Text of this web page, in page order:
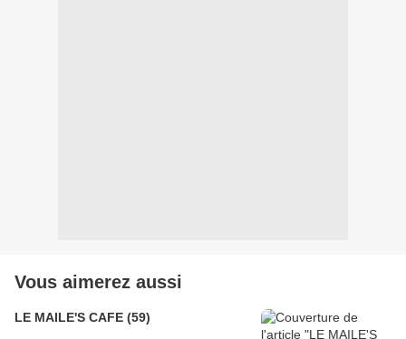
Vous aimerez aussi
LE MAILE'S CAFE (59)